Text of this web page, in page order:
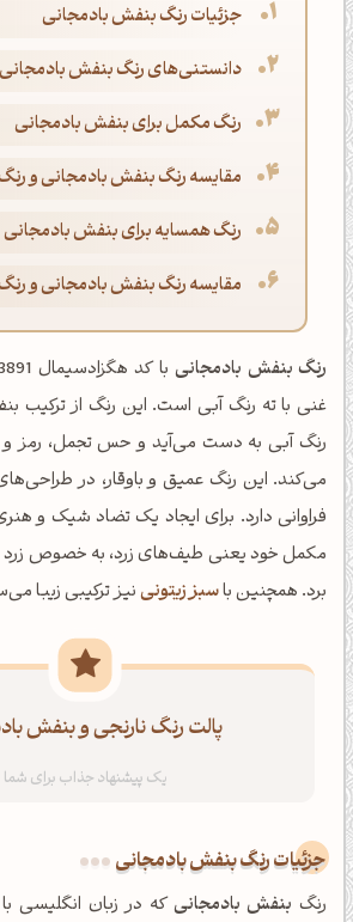
جزئیات رنگ بنفش بادمجانی
دانستنی‌های رنگ بنفش بادمجانی
رنگ مکمل برای بنفش بادمجانی
رنگ همسایه برای بنفش بادمجانی
مقایسه رنگ بنفش بادمجانی و
رنگ بنفش بادمجانی
غنی با ته رنگ آبی است. این رنگ از ترکیب
رنگ آبی به دست می‌آید و حس تجمل، رمز و
می‌کند. این رنگ عمیق و باوقار، در
فراوانی دارد. برای ایجاد یک تضاد شیک و
مکمل خود یعنی طیف‌های زرد، به خصوص زرد
برد. همچنین باسبز زیتونینیز ترکیبی زیبا
پالت رنگ نارنجی و بنفش
جزئیات رنگ بنفش بادمجانی
رنگ بنفش بادمجانیکه در زبان انگلیسی